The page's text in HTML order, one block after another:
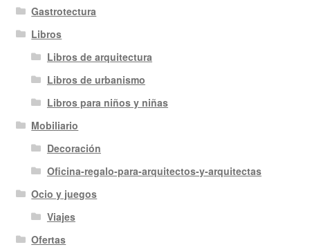
Gastrotectura
Libros
Libros de arquitectura
Libros de urbanismo
Libros para niños y niñas
Mobiliario
Decoración
Oficina-regalo-para-arquitectos-y-arquitectas
Ocio y juegos
Viajes
Ofertas